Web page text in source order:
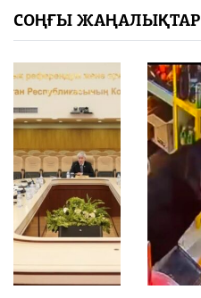
СОҢҒЫ ЖАҢАЛЫҚТАР